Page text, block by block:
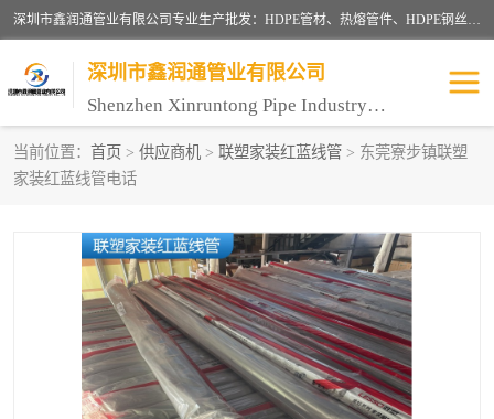
深圳市鑫润通管业有限公司专业生产批发：HDPE管材、热熔管件、HDPE钢丝骨架管、电熔管件、HDPE双壁波纹管、MPP电力管、井盖、PVC管材管件、PPR管材管件等；公司自创建以来，始终秉承“团结、务实、创新、守信”的服务宗旨，凭借专业的服务以及多年的勤奋拼搏，发展成为一家专业销售各种管材管件，绝缘电工套管及配件等系列产品的贸易公司。
深圳市鑫润通管业有限公司
Shenzhen Xinruntong Pipe Industry Co., Ltd
当前位置： 首页 > 供应商机 > 联塑家装红蓝线管 > 东莞寮步镇联塑
家装红蓝线管电话
HDPE管材给水管
HDPE双壁波纹管 HDPE电力通讯管
UPVC电力通讯管 MPP电力通信管
联塑PVC管 联塑PPR管
联塑PE管 联塑家装红蓝线管